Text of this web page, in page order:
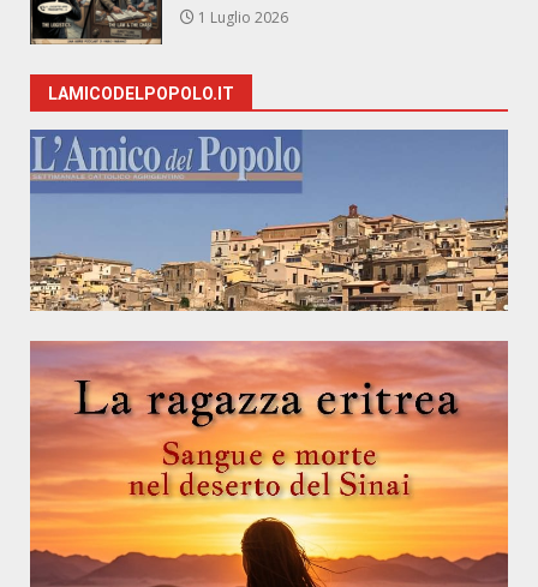
1 Luglio 2026
LAMICODELPOPOLO.IT